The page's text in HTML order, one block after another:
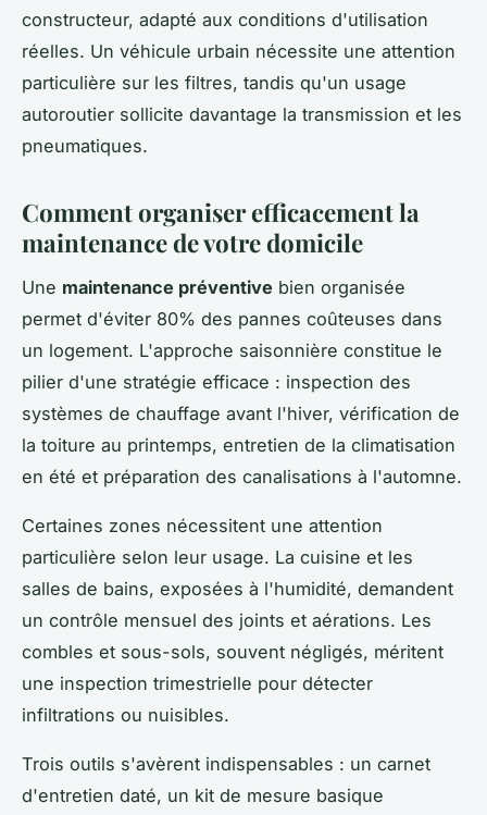
constructeur, adapté aux conditions d'utilisation
réelles. Un véhicule urbain nécessite une attention
particulière sur les filtres, tandis qu'un usage
autoroutier sollicite davantage la transmission et les
pneumatiques.
Comment organiser efficacement la
maintenance de votre domicile
Une maintenance préventive bien organisée
permet d'éviter 80% des pannes coûteuses dans
un logement. L'approche saisonnière constitue le
pilier d'une stratégie efficace : inspection des
systèmes de chauffage avant l'hiver, vérification de
la toiture au printemps, entretien de la climatisation
en été et préparation des canalisations à l'automne.
Certaines zones nécessitent une attention
particulière selon leur usage. La cuisine et les
salles de bains, exposées à l'humidité, demandent
un contrôle mensuel des joints et aérations. Les
combles et sous-sols, souvent négligés, méritent
une inspection trimestrielle pour détecter
infiltrations ou nuisibles.
Trois outils s'avèrent indispensables : un carnet
d'entretien daté, un kit de mesure basique